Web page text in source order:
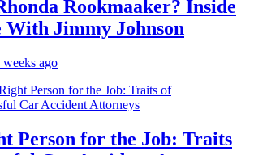
Rookmaaker? Inside
Jimmy Johnson
weeks ago
Person for the Job: Traits